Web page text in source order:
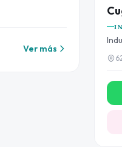
Ver más